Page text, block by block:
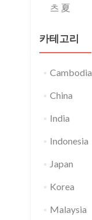
츠 夏
카테고리
Cambodia
China
India
Indonesia
Japan
Korea
Malaysia